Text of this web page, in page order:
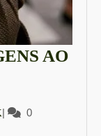
AO
LauraK
0